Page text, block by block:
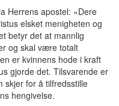
Herrens apostel: «Dere
elsket menigheten og
betyr det at mannlig
og skal være totalt
er kvinnens hode i kraft
gjorde det. Tilsvarende er
skjer for å tilfredsstille
hengivelse.